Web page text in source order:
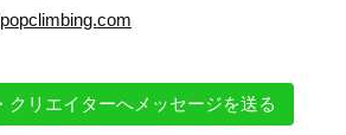
クリエイターへメッセージを送る